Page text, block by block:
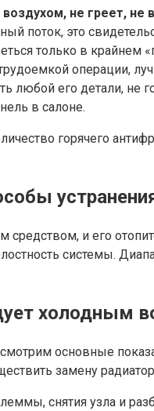
не греет, не
поток, это
только в
операции,
любой его детали, не
в салоне.
горячего
и его
системы.
холодным
основные
замену
снятия узла и